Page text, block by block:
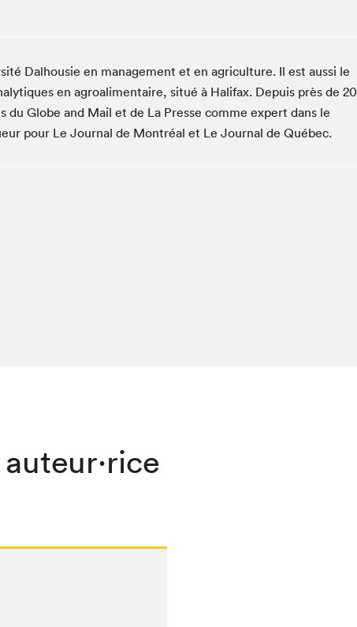
Le Salon dans ta classe
La Maison des libraires
Liseur Public
Vitrine du Festival littéraire international Metropolis
Dalhousie en management et en agriculture. Il est aussi le
en agroalimentaire, situé à Halifax. Depuis près de 20
Globe and Mail et de La Presse comme expert dans le
pour Le Journal de Montréal et Le Journal de Québec.